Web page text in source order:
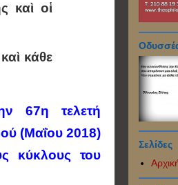
καὶ οἱ
κάθε
67η τελετή
(Μαΐου 2018)
κύκλους του
Σελίδες